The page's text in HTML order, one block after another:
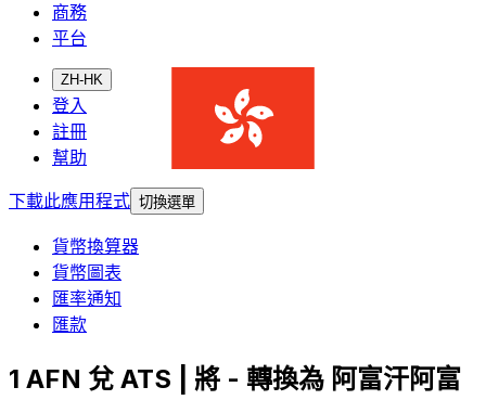
商務
平台
ZH-HK
登入
註冊
幫助
下載此應用程式 切換選單
貨幣換算器
貨幣圖表
匯率通知
匯款
1 AFN 兌 ATS | 將 - 轉換為 阿富汗阿富